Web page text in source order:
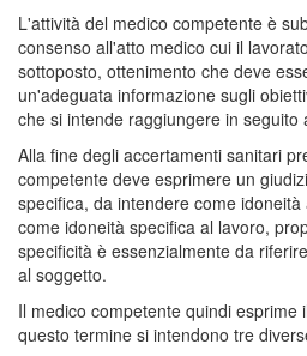
L'attività del medico competente è
consenso all'atto medico cui il
sottoposto, ottenimento che deve
un'adeguata informazione sugli
che si intende raggiungere in seguito
Alla fine degli accertamenti sanitari
competente deve esprimere un
specifica, da intendere come
come idoneità specifica al lavoro,
specificità è essenzialmente da
al soggetto.
Il medico competente quindi esprime
questo termine si intendono tre